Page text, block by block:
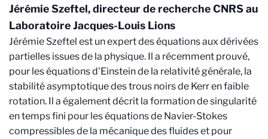
Jérémie Szeftel, directeur de recherche CNRS au
Laboratoire Jacques-Louis Lions
Jérémie Szeftel est un expert des équations aux dérivées
partielles issues de la physique. Il a récemment prouvé,
pour les équations d'Einstein de la relativité générale, la
stabilité asymptotique des trous noirs de Kerr en faible
rotation. Il a également décrit la formation de singularité
en temps fini pour les équations de Navier-Stokes
compressibles de la mécanique des fluides et pour